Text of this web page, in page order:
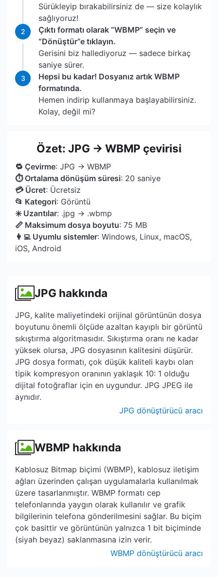
Sürükleyip bırakabilirsiniz de — size kolaylık
sağlıyoruz!
2
Çıktı formatı olarak “WBMP” seçin ve
“Dönüştür”e tıklayın.
Gerisini biz hallediyoruz — sadece birkaç
saniye sürer.
3
Hepsi bu kadar! Dosyanız artık WBMP
formatında.
Hemen indirip kullanmaya başlayabilirsiniz.
Kolay, değil mi?
Özet: JPG → WBMP çevirisi
🔁 Çevirme: JPG → WBMP
⏱ Ortalama dönüşüm süresi: 20 saniye
💳 Ücret: Ücretsiz
📂 Kategori: Görüntü
✳️ Uzantılar: .jpg → .wbmp
📏 Maksimum dosya boyutu: 75 MB
👩‍💻 Uyumlu sistemler: Windows, Linux, macOS,
iOS, Android
JPG hakkında
JPG, kalite maliyetindeki orijinal görüntünün dosya
boyutunu önemli ölçüde azaltan kayıplı bir görüntü
sıkıştırma algoritmasıdır. Sıkıştırma oranı ne kadar
yüksek olursa, JPG dosyasının kalitesini düşürür.
JPG dosya formatı, çok düşük kaliteli kaybı olan
tipik kompresyon oranının yaklaşık 10: 1 olduğu
dijital fotoğraflar için en uygundur. JPG JPEG ile
aynıdır.
JPG dönüştürücü aracı
WBMP hakkında
Kablosuz Bitmap biçimi (WBMP), kablosuz iletişim
ağları üzerinden çalışan uygulamalarla kullanılmak
üzere tasarlanmıştır. WBMP formatı cep
telefonlarında yaygın olarak kullanılır ve grafik
bilgilerinin telefona gönderilmesini sağlar. Bu biçim
çok basittir ve görüntünün yalnızca 1 bit biçiminde
(siyah beyaz) saklanmasına izin verir.
WBMP dönüştürücü aracı